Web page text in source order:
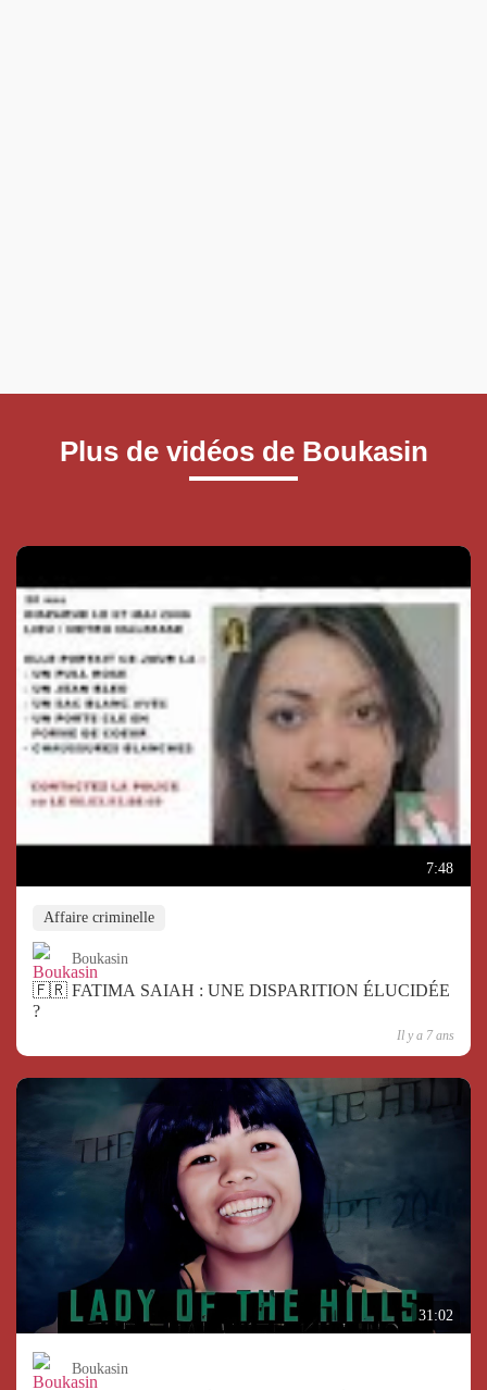
Plus de vidéos de Boukasin
7:48
Affaire criminelle
Boukasin
🇫🇷 FATIMA SAIAH : UNE DISPARITION ÉLUCIDÉE
?
Il y a 7 ans
31:02
Boukasin